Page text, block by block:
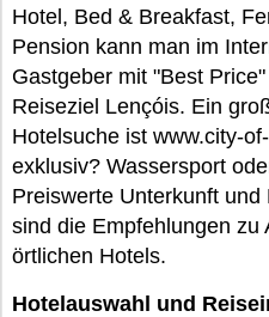
Hotel, Bed & Breakfast,
Pension kann man im
Gastgeber mit "Best
Reiseziel Lençóis. Ein
Hotelsuche ist www.city-
exklusiv? Wassersport
Preiswerte Unterkunft
sind die Empfehlungen zu
örtlichen Hotels.
Hotelauswahl und